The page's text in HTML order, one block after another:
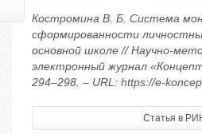
Костромина В. Б. Система
сформированности
основной школе // Научно-
электронный журнал
294–298. – URL: https://e-
Статья в